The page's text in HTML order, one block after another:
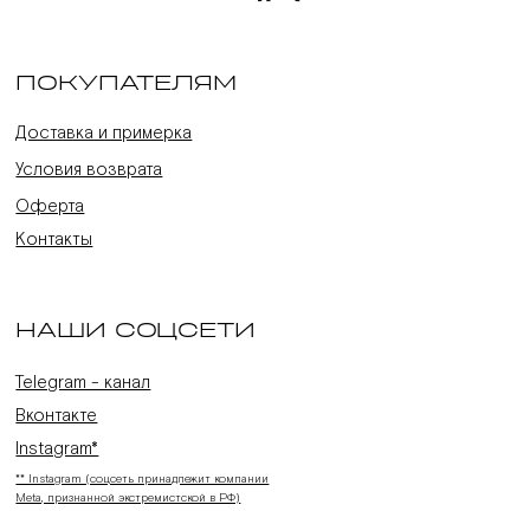
ПОКУПАТЕЛЯМ
НАШИ СОЦСЕТИ
Telegram - канал
Вконтакте
Instagram*
** Instagram (соцсеть принадлежит компании
Meta, признанной экстремистской в РФ)
Доставка и примерка
Условия возврата
Оферта
Контакты